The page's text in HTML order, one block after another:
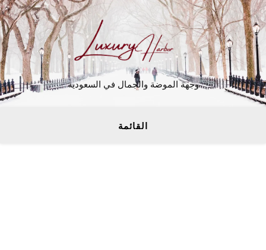
وجهة الموضة والجمال في السعودية
القائمة